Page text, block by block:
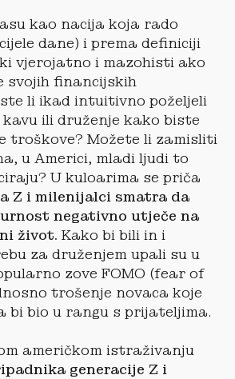
kao nacija koja rado
dane) i prema definiciji
vjerojatno i mazohisti ako
svojih financijskih
li ikad intuitivno poželjeli
ili druženje kako biste
troškove? Možete li zamisliti
u Americi, mladi ljudi to
U kuloarima se priča
Z i milenijalci smatra da
negativno utječe na
život. Kako bi bili in i
za druženjem upali su u
zove FOMO (fear of
trošenje novaca koje
bi bio u rangu s prijateljima.
američkom istraživanju
generacije Z i